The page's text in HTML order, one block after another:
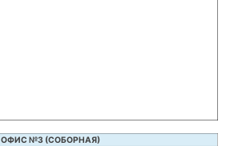
ОФИС №3 (СОБОРНАЯ)